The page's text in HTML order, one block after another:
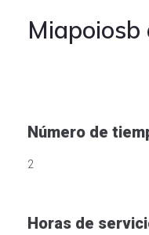
Miapoiosb
Número de
2
Horas de